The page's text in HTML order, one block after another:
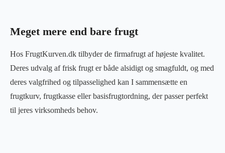
Meget mere end bare frugt
Hos FrugtKurven.dk tilbyder de firmafrugt af højeste kvalitet.
Deres udvalg af frisk frugt er både alsidigt og smagfuldt, og med
deres valgfrihed og tilpasselighed kan I sammensætte en
frugtkurv, frugtkasse eller basisfrugtordning, der passer perfekt
til jeres virksomheds behov.